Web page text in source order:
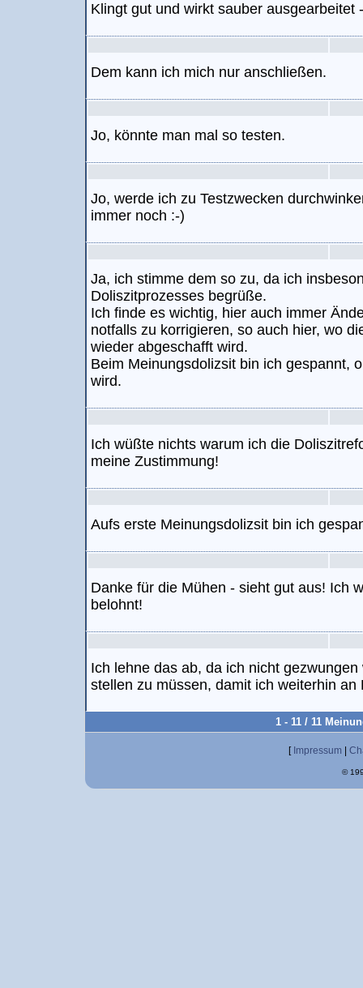
Klingt gut und wirkt sauber ausgearbeitet
Dem kann ich mich nur anschließen.
Jo, könnte man mal so testen.
Jo, werde ich zu Testzwecken
immer noch :-)
Ja, ich stimme dem so zu, da ich
Doliszitprozesses begrüße.
Ich finde es wichtig, hier auch immer
notfalls zu korrigieren, so auch hier, wo
wieder abgeschafft wird.
Beim Meinungsdolizsit bin ich gespannt,
wird.
Ich wüßte nichts warum ich die
meine Zustimmung!
Aufs erste Meinungsdolizsit bin ich
Danke für die Mühen - sieht gut aus! Ich
belohnt!
Ich lehne das ab, da ich nicht
stellen zu müssen, damit ich weiterhin
1 - 11 / 11
[ Impressum
©